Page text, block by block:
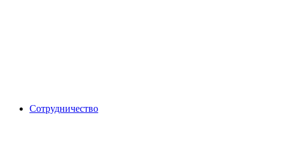
Сотрудничество